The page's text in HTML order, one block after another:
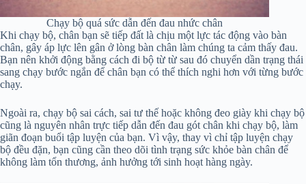
Chạy bộ quá sức dẫn đến đau nhức chân
Khi chạy bộ, chân bạn sẽ tiếp đất là chịu một lực tác động vào bàn
chân, gây áp lực lên gân ở lòng bàn chân làm chúng ta cảm thấy đau.
Bạn nên khởi động bằng cách đi bộ từ từ sau đó chuyển dần trạng thái
sang chạy bước ngắn để chân bạn có thể thích nghi hơn với từng bước
chạy.
Ngoài ra, chạy bộ sai cách, sai tư thế hoặc không đeo giày khi chạy bộ
cũng là nguyên nhân trực tiếp dẫn đến đau gót chân khi chạy bộ, làm
giãn đoạn buổi tập luyện của bạn. Vì vậy, thay vì chỉ tập luyện chạy
bộ đều đặn, bạn cũng cần theo dõi tình trạng sức khỏe bàn chân để
không làm tổn thương, ảnh hưởng tới sinh hoạt hàng ngày.